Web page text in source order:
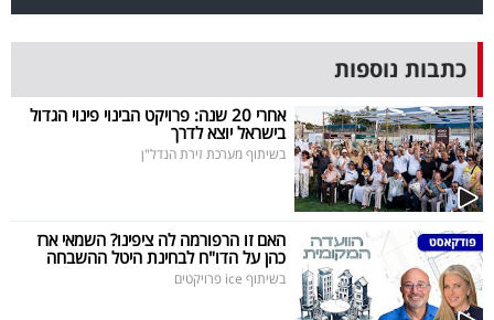
שיתופי
פעולה
דרושים
ניוזלטרים
כתבות נוספות
אחרי 20 שנה: פרויקט הבינוי פינוי הגדול
בישראל יוצא לדרך
בשיתוף מערכת זירת הנדל"ן
האם זו הרפורמה לה ציפינו? השמאי ארז
כהן על הדו"ח לבחינת היטל ההשבחה
בשיתוף ice פרויקטים